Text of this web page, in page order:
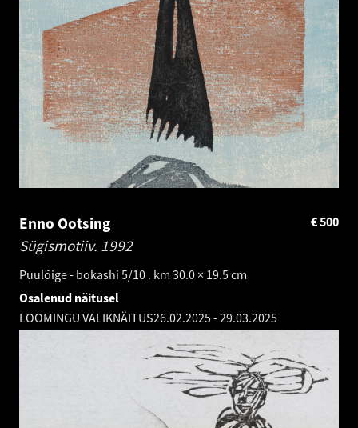
Enno Ootsing
Sügismotiiv. 1992
Puulõige - bokashi 5/10 . km 30.0 × 19.5 cm
500
€
Osalenud näitusel
LOOMINGU VALIKNÄITUS26.02.2025-29.03.2025